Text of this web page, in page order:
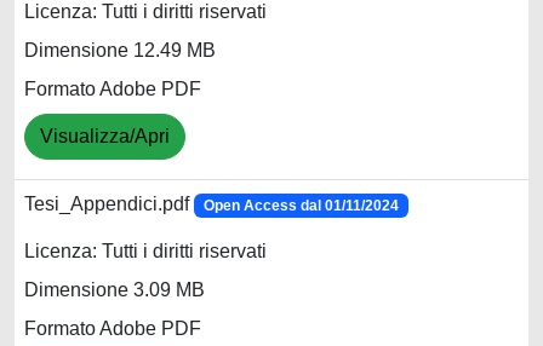
Licenza: Tutti i diritti riservati
Dimensione 12.49 MB
Formato Adobe PDF
Visualizza/Apri
Tesi_Appendici.pdf Open Access dal 01/11/2024
Licenza: Tutti i diritti riservati
Dimensione 3.09 MB
Formato Adobe PDF